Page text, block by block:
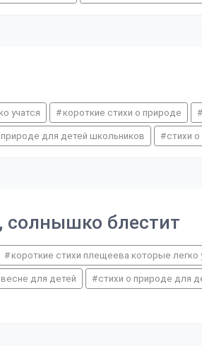
учатся короткие стихи о природе
природе для детей школьников стихи
солнышко блестит
короткие стихи плещеева которые легко
весне для детей стихи о природе для